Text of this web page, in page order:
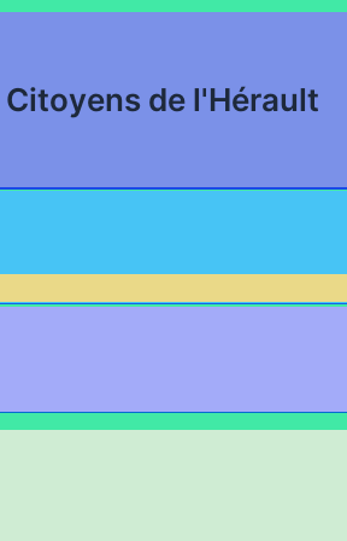
de l'Hérault